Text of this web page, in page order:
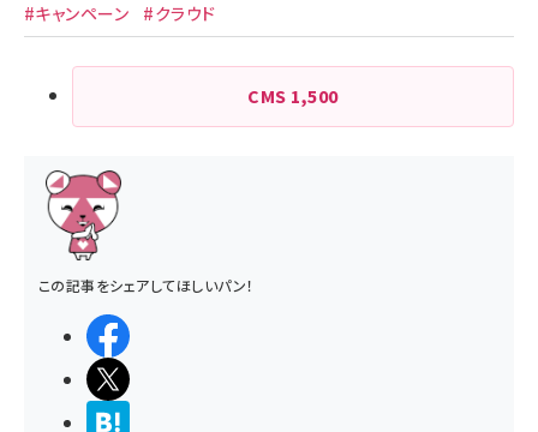
#キャンペーン #クラウド
CMS 1,500
この記事をシェアしてほしいパン！